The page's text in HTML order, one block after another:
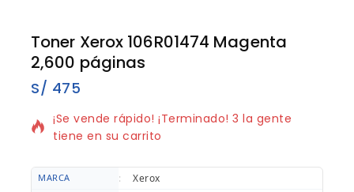
Toner Xerox 106R01474 Magenta
2,600 páginas
S/ 475
8 productos vendidos en los últimos 16 horas
¡Se vende rápido! ¡Terminado! 3 la gente
tiene en su carrito
MARCA : Xerox